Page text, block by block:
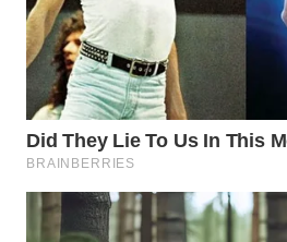
CIANJUR
WN
KEPULAUAN
SERIBU
WN
TANGERANG